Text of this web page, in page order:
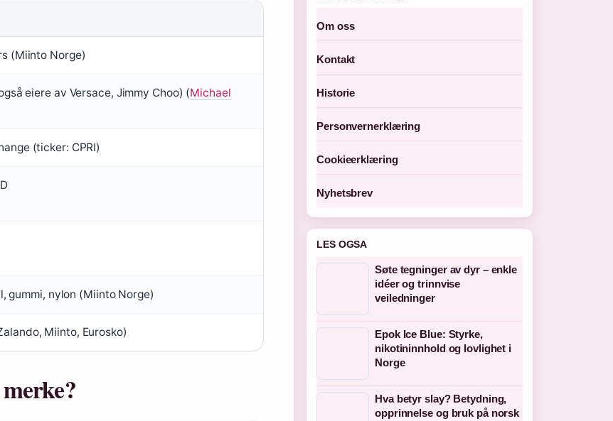
(Miinto Norge)
eiere av Versace, Jimmy Choo) (Michael
(ticker: CPRI)
gummi, nylon (Miinto Norge)
Miinto, Eurosko)
Om oss
Kontakt
Historie
Personvernerklæring
Cookieerklæring
Nyhetsbrev
LES OGSA
Søte tegninger av dyr – enkle
idéer og trinnvise
veiledninger
Epok Ice Blue: Styrke,
nikotininnhold og lovlighet i
Norge
Hva betyr slay? Betydning,
opprinnelse og bruk på norsk